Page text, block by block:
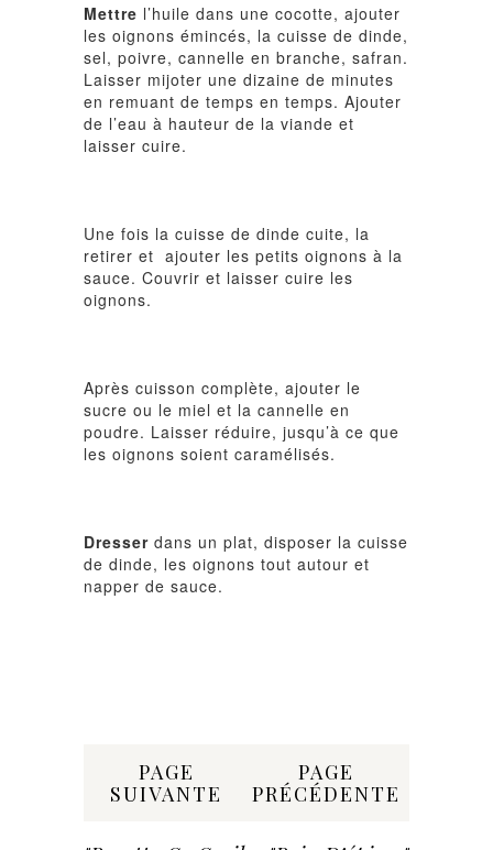
Mettre l’huile dans une cocotte, ajouter
les oignons émincés, la cuisse de dinde,
sel, poivre, cannelle en branche, safran.
Laisser mijoter une dizaine de minutes
en remuant de temps en temps. Ajouter
de l’eau à hauteur de la viande et
laisser cuire.
Une fois la cuisse de dinde cuite, la
retirer et ajouter les petits oignons à la
sauce. Couvrir et laisser cuire les
oignons.
Après cuisson complète, ajouter le
sucre ou le miel et la cannelle en
poudre. Laisser réduire, jusqu’à ce que
les oignons soient caramélisés.
Dresser dans un plat, disposer la cuisse
de dinde, les oignons tout autour et
napper de sauce.
PAGE
SUIVANTE
PAGE
PRÉCÉDENTE